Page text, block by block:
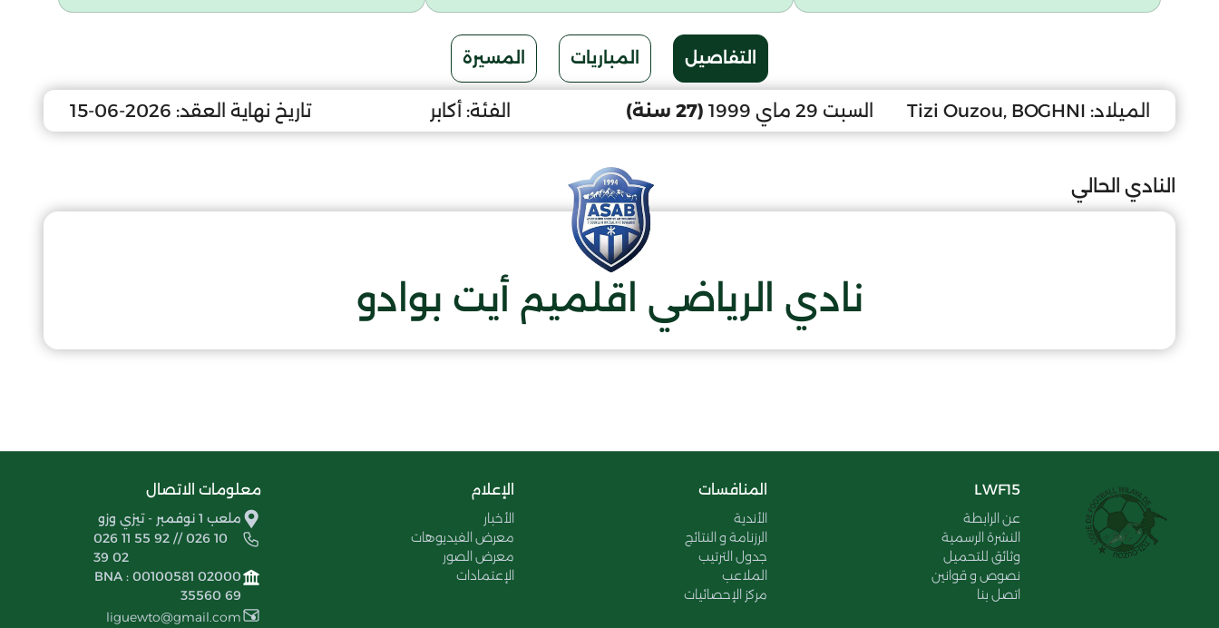
التفاصيل المباريات المسيرة
الميلاد: Tizi Ouzou, BOGHNI السبت 29 ماي 1999 (27 سنة) الفئة: أكابر تاريخ نهاية العقد: 2026-06-15
النادي الحالي
نادي الرياضي اقلميم أيت بوادو
LWF15
عن الرابطة
النشرة الرسمية
وثائق للتحميل
نصوص و قوانين
اتصل بنا
المنافسات
الأندية
الرزنامة و النتائج
جدول الترتيب
الملاعب
مركز الإحصائيات
الإعلام
الأخبار
معرض الفيديوهات
معرض الصور
الإعتمادات
معلومات الاتصال
ملعب 1 نوفمبر - تيزي وزو
026 11 55 92 // 026 10
39 02
BNA : 00100581 02000
35560 69
liguewto@gmail.com